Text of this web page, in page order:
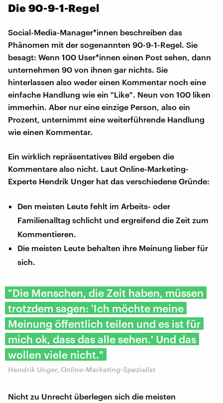
Die 90-9-1-Regel
Social-Media-Manager*innen beschreiben das
Phänomen mit der sogenannten 90-9-1-Regel. Sie
besagt: Wenn 100 User*innen einen Post sehen, dann
unternehmen 90 von ihnen gar nichts. Sie
hinterlassen also weder einen Kommentar noch eine
einfache Handlung wie ein "Like". Neun von 100 liken
immerhin. Aber nur eine einzige Person, also ein
Prozent, unternimmt eine weiterführende Handlung
wie einen Kommentar.
Ein wirklich repräsentatives Bild ergeben die
Kommentare also nicht. Laut Online-Marketing-
Experte Hendrik Unger hat das verschiedene Gründe:
Den meisten Leute fehlt im Arbeits- oder
Familienalltag schlicht und ergreifend die Zeit zum
Kommentieren.
Die meisten Leute behalten ihre Meinung lieber für
sich.
"Die Menschen, die Zeit haben, müssen
trotzdem sagen: 'Ich möchte meine
Meinung öffentlich teilen und es ist für
mich ok, dass das alle sehen.' Und das
wollen viele nicht."
Hendrik Unger, Online-Marketing-Spezialist
Nicht zu Unrecht überlegen sich die meisten